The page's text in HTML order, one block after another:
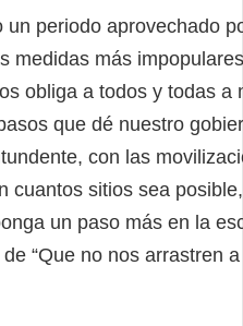
un periodo aprovechado
medidas más
obliga a todos y todas a
que dé nuestro
con las
cuantos sitios sea
un paso más en la
“Que no nos arrastren a